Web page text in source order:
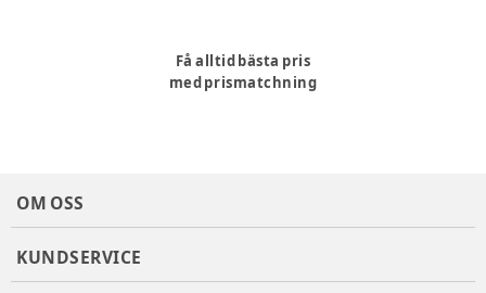
Få alltid bästa pris
med prismatchning
OM OSS
KUNDSERVICE